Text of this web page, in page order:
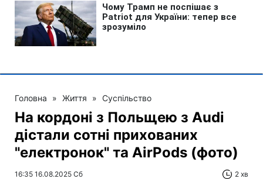
Головна » Життя » Суспільство
На кордоні з Польщею з Audi
дістали сотні прихованих
"електронок" та AirPods (фото)
16:35 16.08.2025 Сб 2 хв